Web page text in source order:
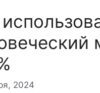
2024